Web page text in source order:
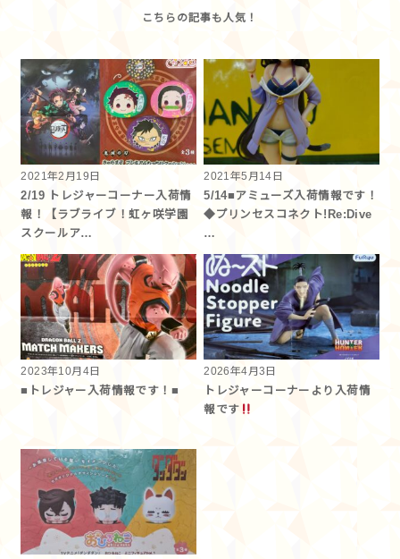
2021年2月19日
2/19 トレジャーコーナー入荷情
報！【ラブライブ！虹ヶ咲学園
スクールア…
2021年5月14日
5/14■アミューズ入荷情報です！
◆プリンセスコネクト!Re:Dive
…
2023年10月4日
■トレジャー入荷情報です！■
2026年4月3日
トレジャーコーナーより入荷情
報です︎